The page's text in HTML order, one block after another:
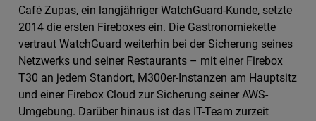
Café Zupas, ein langjähriger WatchGuard-Kunde, setzte
2014 die ersten Fireboxes ein. Die Gastronomiekette
vertraut WatchGuard weiterhin bei der Sicherung seines
Netzwerks und seiner Restaurants – mit einer Firebox
T30 an jedem Standort, M300er-Instanzen am Hauptsitz
und einer Firebox Cloud zur Sicherung seiner AWS-
Umgebung. Darüber hinaus ist das IT-Team zurzeit